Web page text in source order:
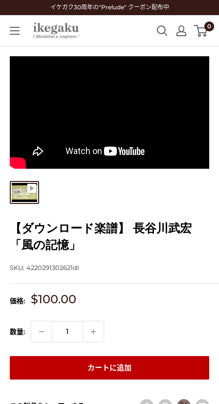
ン
イケガク30周年の"Prelude" クーポン配布中
Mandolin
&
0
【ダウンロード楽譜】 長谷川武宏
「風の記憶」
SKU: 4220291302621dl
価格:
販
価
格
$100.00
数量:
カートに追加